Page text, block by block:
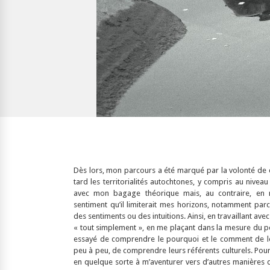
Dès lors, mon parcours a été marqué par la volonté de
tard les territorialités autochtones, y compris au
avec mon bagage théorique mais, au contraire, en
sentiment qu’il limiterait mes horizons, notamment
des sentiments ou des intuitions. Ainsi, en travaillant
« tout simplement », en me plaçant dans la mesure du
essayé de comprendre le pourquoi et le comment de
peu à peu, de comprendre leurs référents culturels.
en quelque sorte à m’aventurer vers d’autres